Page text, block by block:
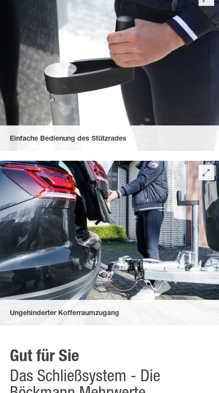
Einfache Bedienung des Stützrades
Ungehinderter Kofferraumzugang
Gut für Sie
Das Schließsystem - Die